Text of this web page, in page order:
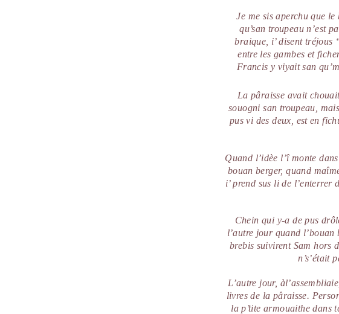
Je me sis aperchu que
qu’san troupeau n’est
braique, i’ disent tréjous
entre les gambes et
Francis y viyait san
La pâraisse avait
souogni san troupeau,
pus vi des deux, est en
Quand l’idèe l’î monte
bouan berger, quand
i’ prend sus li de
Chein qui y-a de pus
l’autre jour quand
brebis suivirent Sam hors
n’s’était
L’autre jour, à
livres de la pâraisse.
la p’tite armouaithe dans